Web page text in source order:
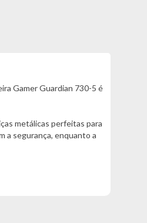
Gamer Guardian 730-5 é
metálicas perfeitas para
a segurança, enquanto a
longos períodos
garantem adaptação